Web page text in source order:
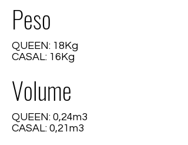
Peso
QUEEN: 18Kg
CASAL: 16Kg
Volume
QUEEN: 0,24m3
CASAL: 0,21m3